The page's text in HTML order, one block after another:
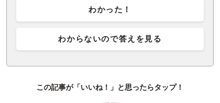
わかった！
わからないので答えを見る
この記事が「いいね！」と思ったらタップ！